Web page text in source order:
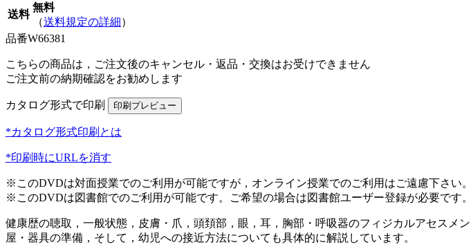
送料
無料
（送料規定の詳細）
品番W66381
こちらの商品は，ご注文後のキャンセル・返品・交換はお受けできません
ご注文前の納期確認をお勧めします
カタログ形式で印刷
*カタログ形式印刷とは
*印刷時にURLを消す
※このDVDは対面授業でのご利用が可能ですが，オンライン授業でのご利用はご遠慮下さい。
※このDVDは図書館でのご利用が可能です。ご希望の場合は図書館ユーザー登録が必要です。
健康歴の聴取，一般状態，皮膚・爪，頭頚部，眼，耳，胸部・呼吸器のフィジカルアセスメ
屋・器具の準備，そして，幼児への接近方法についても具体的に解説しています。